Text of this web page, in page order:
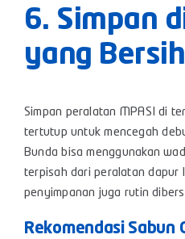
6. Simpan
yang Bersih
Simpan peralatan MPASI di
tertutup untuk mencegah
Bunda bisa menggunakan
terpisah dari peralatan dapur
penyimpanan juga rutin
Rekomendasi Sabun